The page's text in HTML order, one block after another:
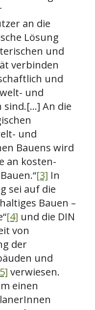
an die
Lösung
und
verbinden
und
und
sind.[…] An die
und
Bauens wird
an kosten-
[3] In
sei auf die
Bauen –
[4] und die DIN
von
der
und
verwiesen.
einen